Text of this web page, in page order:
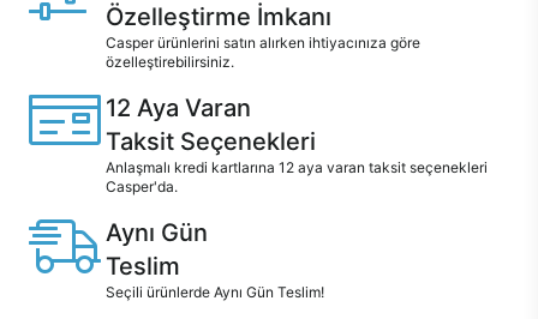
Özelleştirme İmkanı
Casper ürünlerini satın alırken ihtiyacınıza göre
özelleştirebilirsiniz.
12 Aya Varan
Taksit Seçenekleri
Anlaşmalı kredi kartlarına 12 aya varan taksit seçenekleri
Casper'da.
Aynı Gün
Teslim
Seçili ürünlerde Aynı Gün Teslim!